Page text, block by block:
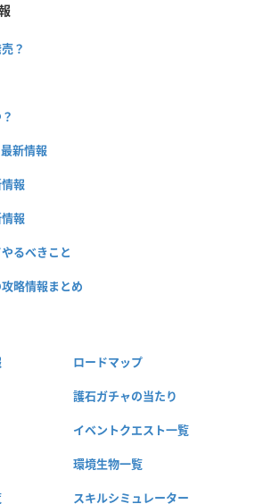
？
新情報
報
報
るべきこと
略情報まとめ
ロードマップ
護石ガチャの当たり
イベントクエスト一覧
環境生物一覧
スキルシミュレーター